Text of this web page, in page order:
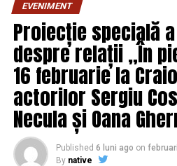
În plus, pe surse s-a vehiculat
parlamentari ar fi pregătiţi să
România.
„Eu cred că, până la 1
treilea grup din Camera
deputaţi”, declara Victor Ponta,
RELATED TOPICS: PRIMA
EVENIMENT
Proiecție specială
despre relații „În
16 februarie la
actorilor Sergiu
Necula și Oana
Published 6 luni ago on
By native